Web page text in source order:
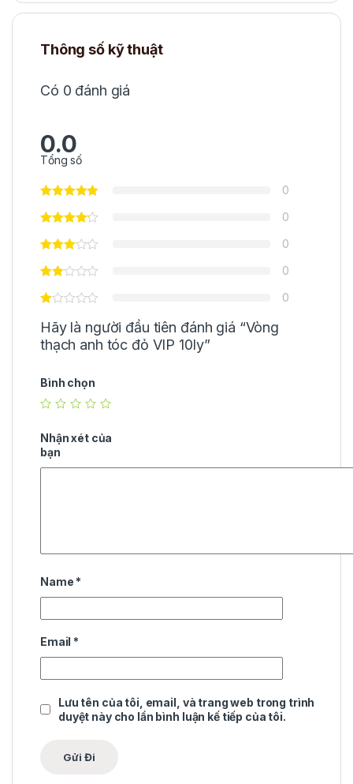
Thông số kỹ thuật
Có 0 đánh giá
0.0
Tổng số
0
0
0
0
0
Hãy là người đầu tiên đánh giá “Vòng
thạch anh tóc đỏ VIP 10ly”
Bình chọn
Nhận xét của
bạn
Name *
Email *
Lưu tên của tôi, email, và trang web trong trình
duyệt này cho lần bình luận kế tiếp của tôi.